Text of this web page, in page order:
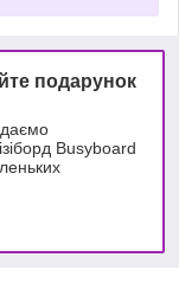
подарунок
Busyboard